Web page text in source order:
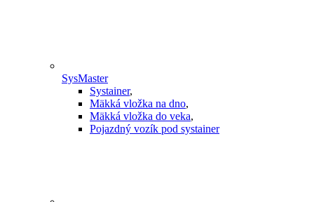
SysMaster
Systainer,
Mäkká vložka na dno,
Mäkká vložka do veka,
Pojazdný vozík pod systainer